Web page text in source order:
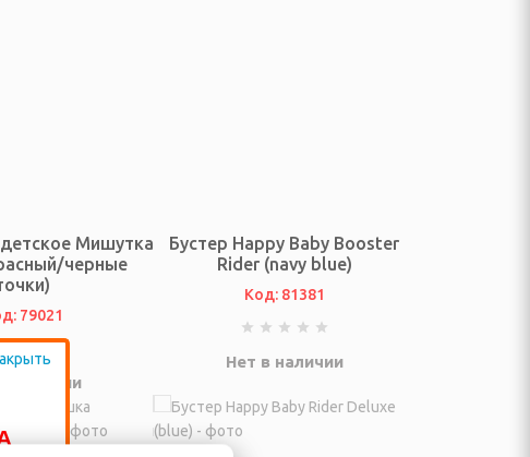
Мишутка
черные
79021
в наличии
Бустер Happy Baby Booster
Rider (navy blue)
Код: 81381
Нет в наличии